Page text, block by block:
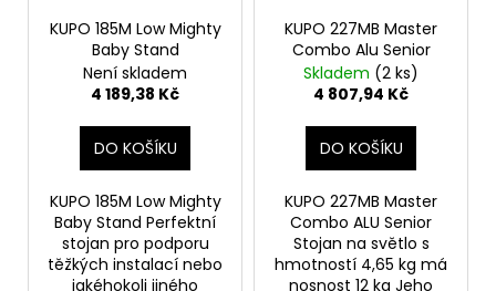
KUPO 185M Low Mighty
Baby Stand
Není skladem
4 189,38 Kč
DO KOŠÍKU
KUPO 185M Low Mighty
Baby Stand Perfektní
stojan pro podporu
těžkých instalací nebo
jakéhokoli jiného
KUPO 227MB Master
Combo Alu Senior
Skladem (2 ks)
4 807,94 Kč
DO KOŠÍKU
KUPO 227MB Master
Combo ALU Senior
Stojan na světlo s
hmotností 4,65 kg má
nosnost 12 kg Jeho